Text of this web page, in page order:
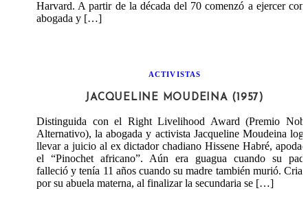
Harvard. A partir de la década del 70 comenzó a ejercer
abogada y […]
ACTIVISTAS
JACQUELINE MOUDEINA (1957)
Distinguida con el Right Livelihood Award (Premio
Alternativo), la abogada y activista Jacqueline Moudeina
llevar a juicio al ex dictador chadiano Hissene Habré,
el “Pinochet africano”. Aún era guagua cuando su
falleció y tenía 11 años cuando su madre también murió.
por su abuela materna, al finalizar la secundaria se […]